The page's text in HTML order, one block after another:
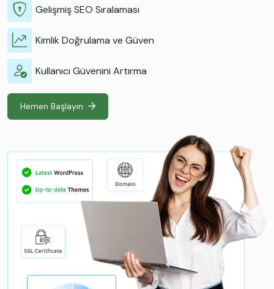
Gelişmiş SEO Sıralaması
Kimlik Doğrulama ve Güven
Kullanıcı Güvenini Artırma
Hemen Başlayın